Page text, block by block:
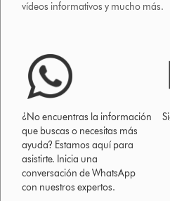
vídeos informativos y mucho más.
¿No encuentras la información
que buscas o necesitas más
ayuda? Estamos aquí para
asistirte. Inicia una
conversación de WhatsApp
con nuestros expertos.